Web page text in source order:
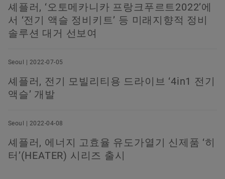
셰플러, ‘오토메카니카 프랑크푸르트2022’에
서 ‘전기 액슬 정비키트’ 등 미래지향적 정비
솔루션 대거 선보여
Seoul | 2022-07-05
셰플러, 전기 모빌리티용 드라이브 ‘4in1 전기
액슬’ 개발
Seoul | 2022-04-08
셰플러, 에너지 고효율 유도가열기 신제품 ‘히
터’(HEATER) 시리즈 출시